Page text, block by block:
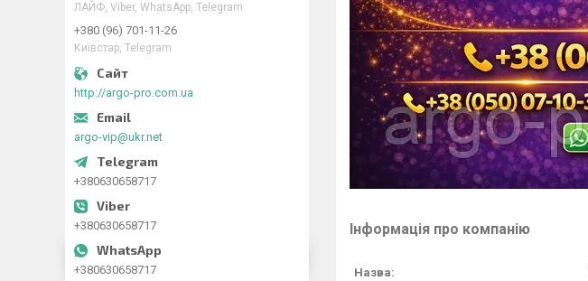
Інформація про компанію
Назва:
ЛАЙФ, Viber, WhatsApp, Telegram
+380 (96) 701-11-26
Київстар, Telegram
http://argo-pro.com.ua
argo-vip@ukr.net
+380630658717
+380630658717
+380630658717